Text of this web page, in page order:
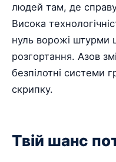
людей там, де
Висока
нуль ворожі штурми
розгортання. Азов
безпілотні системи
скрипку.
Твій шанс